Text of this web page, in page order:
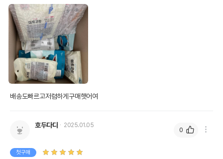
배송도빠르고저렴하게구매햇어여
호두다다 2025.01.05
첫구매
0